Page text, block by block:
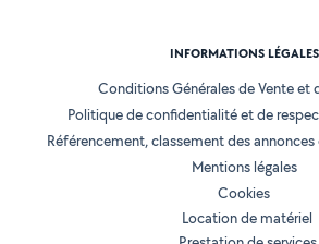
INFORMATIONS LÉGALES
Conditions Générales de Vente et
Politique de confidentialité et de
Référencement, classement des
Mentions légales
Cookies
Location de matériel